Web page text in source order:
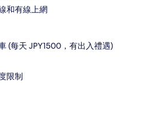
和有線上網
(每天 JPY1500，有出入禮遇)
限制